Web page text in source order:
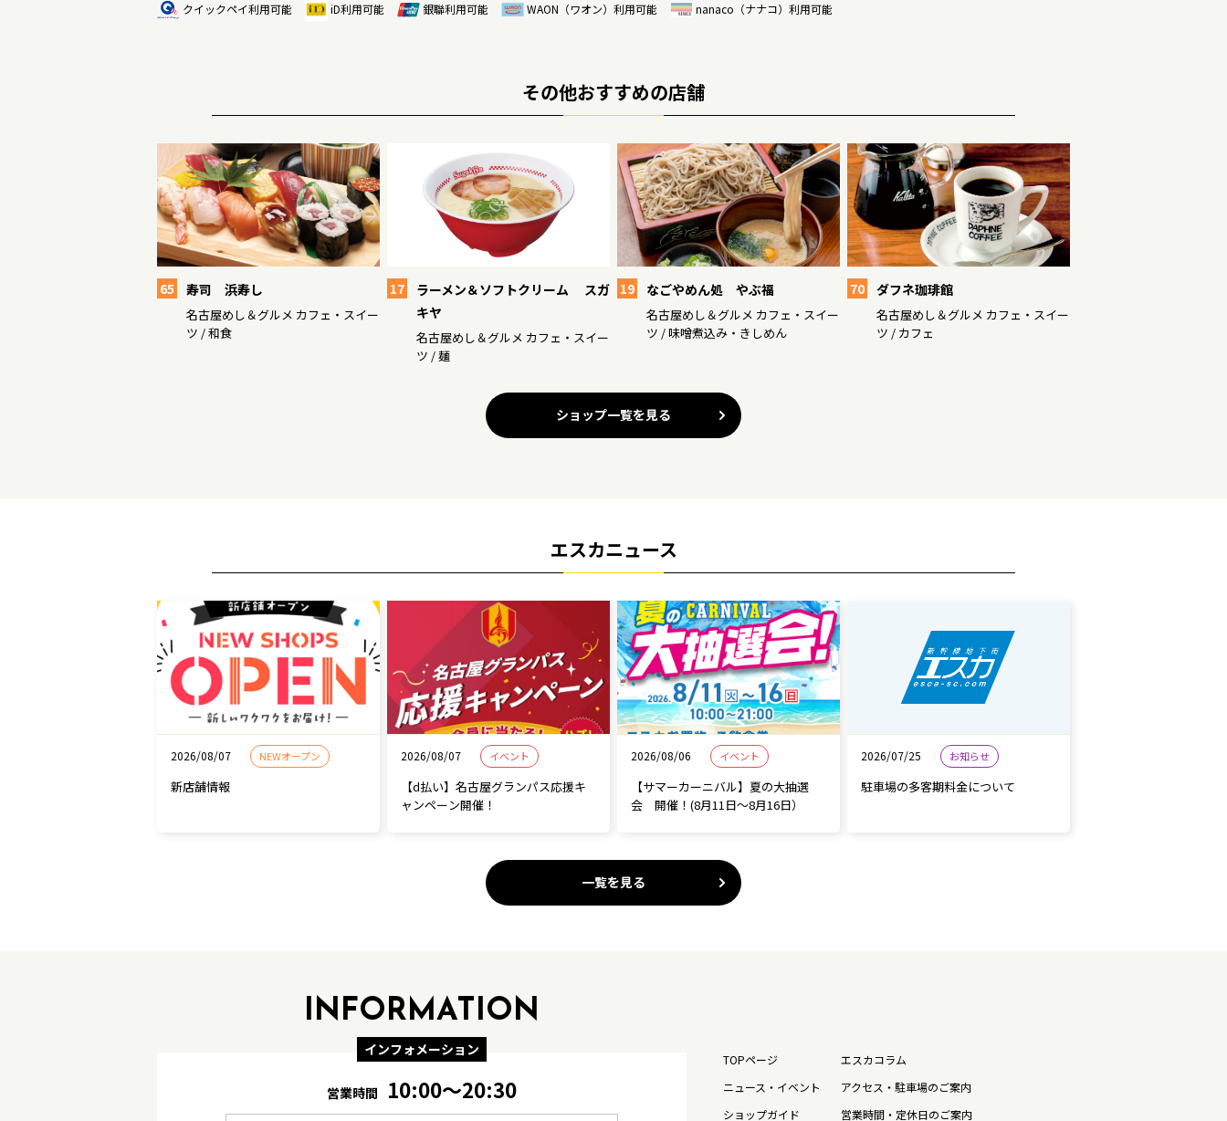
クイックペイ利用可能 iD利用可能 銀聯利用可能 WAON（ワオン）利用可能 nanaco（ナナコ）利用可能
その他おすすめの店舗
65 寿司 浜寿し
名古屋めし＆グルメ カフェ・スイー
ツ / 和食
17
ラーメン＆ソフトクリーム スガ
キヤ
名古屋めし＆グルメ カフェ・スイー
ツ / 麺
19 なごやめん処 やぶ福
名古屋めし＆グルメ カフェ・スイー
ツ / 味噌煮込み・きしめん
70 ダフネ珈琲館
名古屋めし＆グルメ カフェ・スイー
ツ / カフェ
ショップ一覧を見る
エスカニュース
2026/08/07 NEWオープン
新店舗情報
2026/08/07 イベント
【d払い】名古屋グランパス応援キ
ャンペーン開催！
2026/08/06 イベント
【サマーカーニバル】夏の大抽選
会 開催！(8月11日～8月16日）
2026/07/25 お知らせ
駐車場の多客期料金について
一覧を見る
INFORMATION
インフォメーション
営業時間 10:00〜20:30
TOPページ
ニュース・イベント
ショップガイド
エスカコラム
アクセス・駐車場のご案内
営業時間・定休日のご案内